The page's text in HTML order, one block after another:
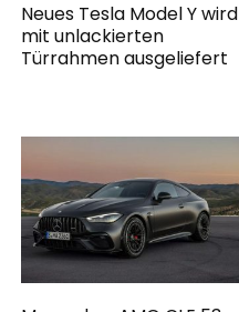
Neues Tesla Model Y wird
mit unlackierten
Türrahmen ausgeliefert